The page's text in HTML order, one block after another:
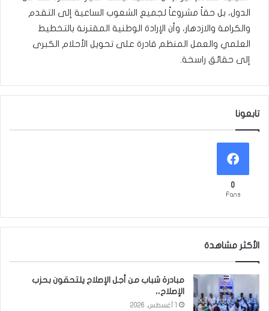
الدول، بل حقاً مشروعاً لجميع الشعوب الساعية إلى التقدم
والكرامة والازدهار، وأن الإرادة الوطنية المقترنة بالتخطيط
العلمي والعمل المنظم قادرة على تحويل الأحلام الكبرى
إلى حقائق راسخة.
تابعونا
0
Fans
الأكثر مشاهدة
مبادرة شباب من أجل الإصلاح يلتحقون بحزب
الإصلاح،،